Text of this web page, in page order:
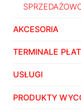
AKCESORIA
TERMINALE
USŁUGI
PRODUKTY